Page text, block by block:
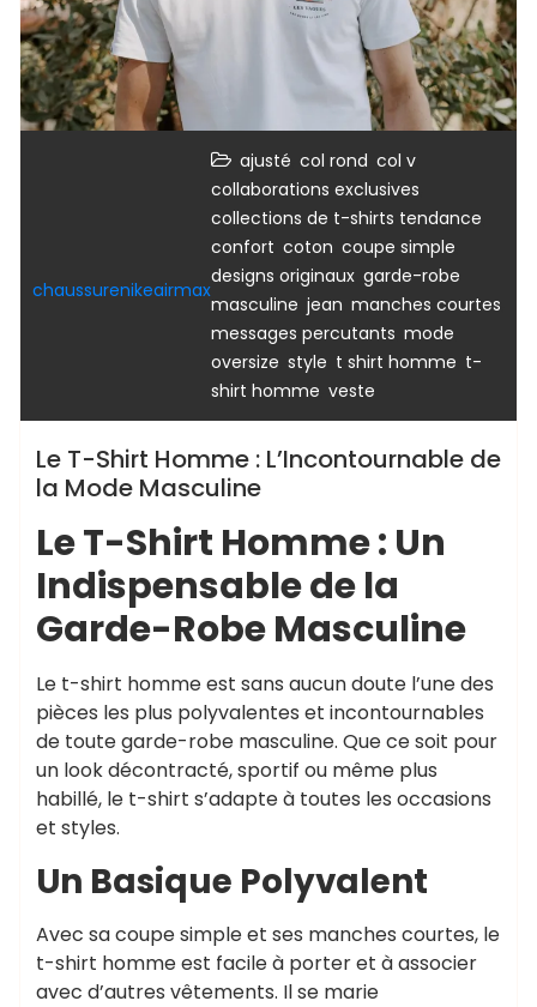
chaussurenikeairmax
ajusté col rond col v
collaborations exclusives
collections de t-shirts tendance
confort coton coupe simple
designs originaux garde-robe
masculine jean manches courtes
messages percutants mode
oversize style t shirt homme t-
shirt homme veste
Le T-Shirt Homme : L’Incontournable de
la Mode Masculine
Le T-Shirt Homme : Un
Indispensable de la
Garde-Robe Masculine
Le t-shirt homme est sans aucun doute l’une des
pièces les plus polyvalentes et incontournables
de toute garde-robe masculine. Que ce soit pour
un look décontracté, sportif ou même plus
habillé, le t-shirt s’adapte à toutes les occasions
et styles.
Un Basique Polyvalent
Avec sa coupe simple et ses manches courtes, le
t-shirt homme est facile à porter et à associer
avec d’autres vêtements. Il se marie